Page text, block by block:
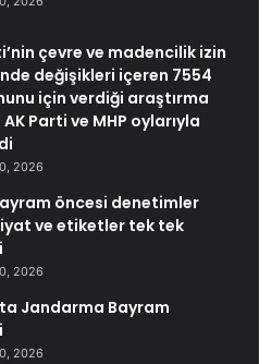
çevre ve madencilik izin
değişikleri içeren 7554
için verdiği araştırma
Parti ve MHP oylarıyla
2026
öncesi denetimler
fiyat ve etiketler tek tek
2026
Jandarma Bayram
2026